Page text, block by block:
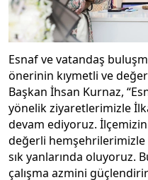
Esnaf ve vatandaş
önerinin kıymetli ve
Başkan İhsan Kurnaz,
yönelik ziyaretlerimizle
devam ediyoruz.
değerli hemşehrilerimizle
sık yanlarında oluyoruz.
çalışma azmini